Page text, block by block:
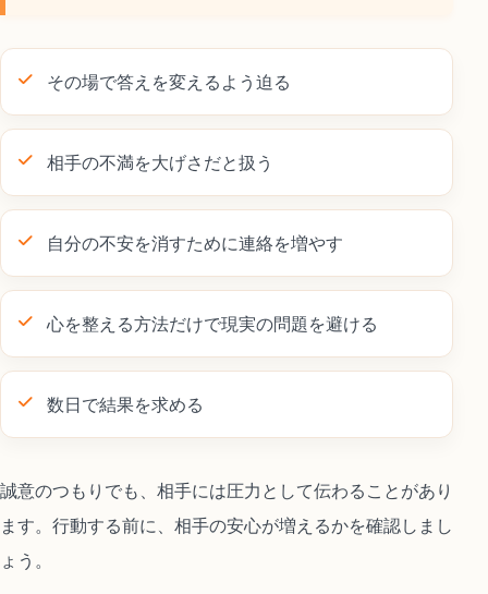
その場で答えを変えるよう迫る
相手の不満を大げさだと扱う
自分の不安を消すために連絡を増やす
心を整える方法だけで現実の問題を避ける
数日で結果を求める
誠意のつもりでも、相手には圧力として伝わることがあり
ます。行動する前に、相手の安心が増えるかを確認しまし
ょう。